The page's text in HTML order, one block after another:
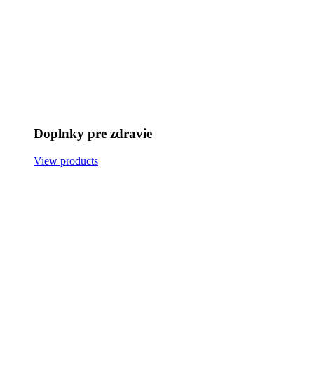
Doplnky pre zdravie
View products